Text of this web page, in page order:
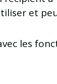
et
les